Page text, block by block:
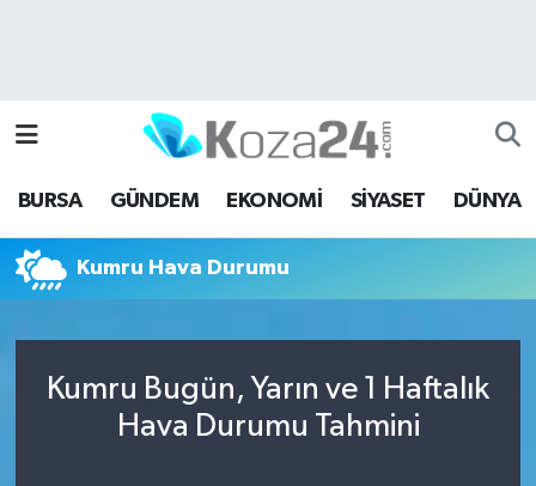
BURSA GÜNDEM EKONOMİ SİYASET DÜNYA
Kumru Hava Durumu
Kumru Bugün, Yarın ve 1 Haftalık
Hava Durumu Tahmini
Bursa Hava Durumu
Bursa Namaz Vakitleri
Bursa Trafik Yoğunluk Haritası
Tüm Manşetler